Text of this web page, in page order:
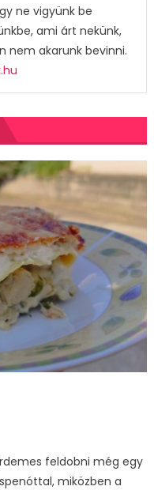
ne vigyünk be
ami árt nekünk,
nem akarunk bevinni.
feldobni még egy
miközben a